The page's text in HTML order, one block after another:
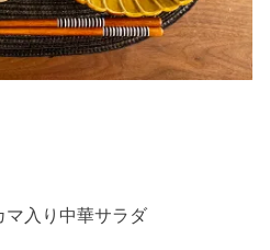
マ入り中華サラダ